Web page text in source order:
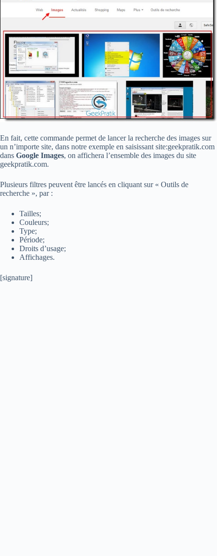
En fait, cette commande permet de lancer la recherche des images sur
un n’importe site, dans notre exemple en saisissant site:geekpratik.com
dans Google Images, on affichera l’ensemble des images du site
geekpratik.com.
Plusieurs filtres peuvent être lancés en cliquant sur « Outils de
recherche », par :
Tailles;
Couleurs;
Type;
Période;
Droits d’usage;
Affichages.
[signature]